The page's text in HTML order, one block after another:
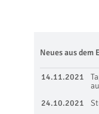
Neues aus dem
14.11.2021
24.10.2021